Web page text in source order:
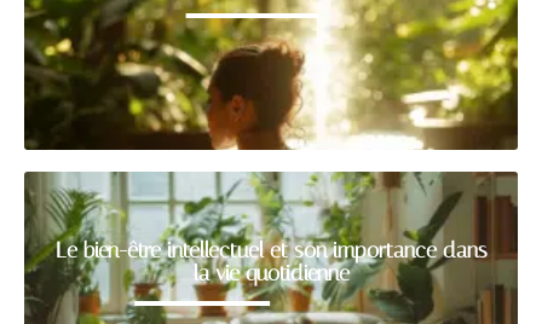
Le bien-être intellectuel et son importance dans
la vie quotidienne